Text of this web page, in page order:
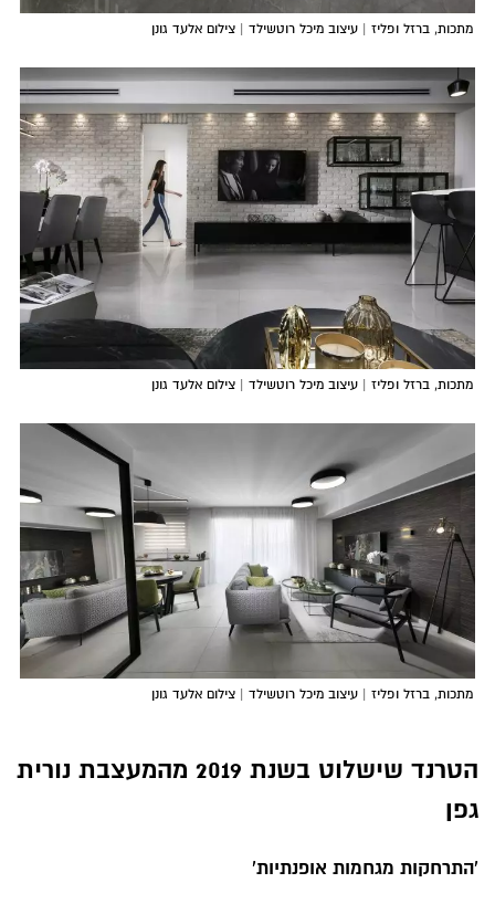
מתכות, ברזל ופליז | עיצוב מיכל רוטשילד | צילום אלעד גונן
מתכות, ברזל ופליז | עיצוב מיכל רוטשילד | צילום אלעד גונן
מתכות, ברזל ופליז | עיצוב מיכל רוטשילד | צילום אלעד גונן
הטרנד שישלוט בשנת 2019 מהמעצבת נורית
גפן
'התרחקות מגחמות אופנתיות'